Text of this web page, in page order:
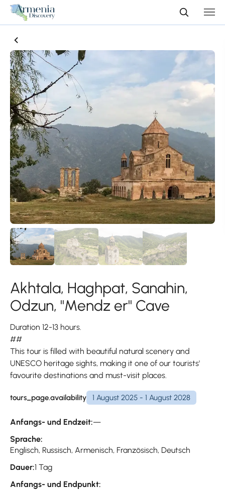
Akhtala, Haghpat, Sanahin,
Odzun, ''Mendz er'' Cave
Duration 12-13 hours.
##
This tour is filled with beautiful natural scenery and
UNESCO heritage sights, making it one of our tourists'
favourite destinations and must-visit places.
tours_page.availability 1 August 2025 - 1 August 2028
Anfangs- und Endzeit:—
Sprache:
Englisch, Russisch, Armenisch, Französisch, Deutsch
Dauer:1 Tag
Anfangs- und Endpunkt: